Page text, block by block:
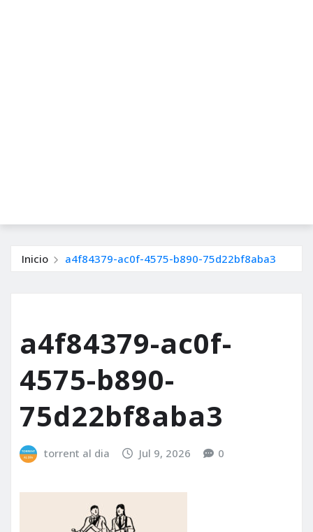
Inicio a4f84379-ac0f-4575-b890-75d22bf8aba3
a4f84379-ac0f-
4575-b890-
75d22bf8aba3
torrent al dia Jul 9, 2026 0